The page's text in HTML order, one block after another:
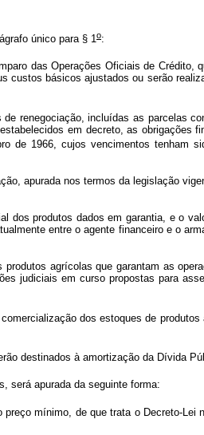
único para § 1 o:
das Operações Oficiais de Crédito,
custos básicos ajustados ou serão
renegociação, incluídas as parcelas
em decreto, as obrigações
de 1966, cujos vencimentos tenham
apurada nos termos da legislação
dos produtos dados em garantia, e o
entre o agente financeiro e o
agrícolas que garantam as
judiciais em curso propostas para
dos estoques de
destinados à amortização da Dívida
será apurada da seguinte forma:
preço mínimo, de que trata o Decreto-Lei